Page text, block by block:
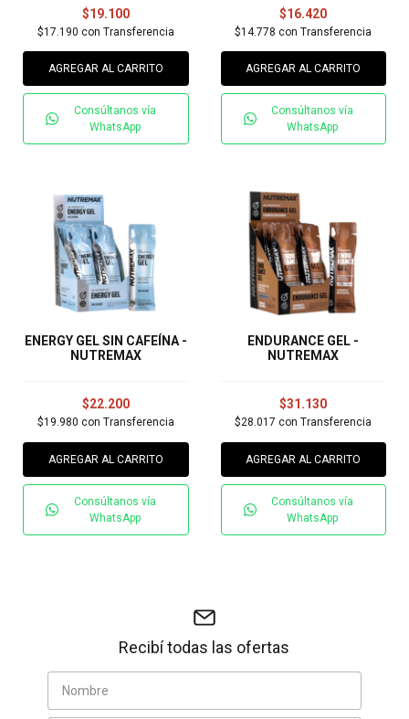
$19.100
$17.190 con Transferencia
AGREGAR AL CARRITO
Consúltanos vía
WhatsApp
$16.420
$14.778con Transferencia
AGREGAR AL CARRITO
Consúltanos vía
WhatsApp
ENERGY GEL SIN CAFEÍNA -
NUTREMAX
$22.200
$19.980 con Transferencia
AGREGAR AL CARRITO
Consúltanos vía
WhatsApp
ENDURANCE GEL -
NUTREMAX
$31.130
$28.017con Transferencia
AGREGAR AL CARRITO
Consúltanos vía
WhatsApp
Recibí todas las ofertas